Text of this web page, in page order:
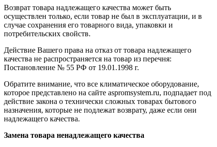
Возврат товара надлежащего качества может быть
осуществлен только, если товар не был в эксплуатации, и в
случае сохранения его товарного вида, упаковки и
потребительских свойств.
Действие Вашего права на отказ от товара надлежащего
качества не распространяется на товар из перечня:
Постановление № 55 РФ от 19.01.1998 г.
Обратите внимание, что все климатическое оборудование,
которое представлено на сайте aspromsystem.ru, подпадает под
действие закона о технически сложных товарах бытового
назначения, которые не подлежат возврату, даже если они
надлежащего качества.
Замена товара ненадлежащего качества